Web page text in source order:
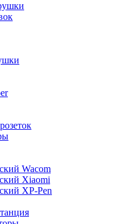
Wacom
Xiaomi
XP-Pen